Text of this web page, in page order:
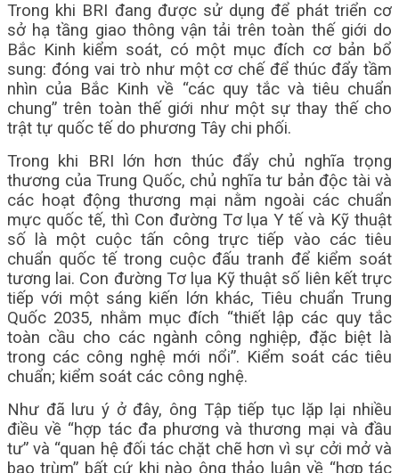
Trong khi BRI đang được sử dụng để phát triển cơ
sở hạ tầng giao thông vận tải trên toàn thế giới do
Bắc Kinh kiểm soát, có một mục đích cơ bản bổ
sung: đóng vai trò như một cơ chế để thúc đẩy tầm
nhìn của Bắc Kinh về “các quy tắc và tiêu chuẩn
chung” trên toàn thế giới như một sự thay thế cho
trật tự quốc tế do phương Tây chi phối.
Trong khi BRI lớn hơn thúc đẩy chủ nghĩa trọng
thương của Trung Quốc, chủ nghĩa tư bản độc tài và
các hoạt động thương mại nằm ngoài các chuẩn
mực quốc tế, thì Con đường Tơ lụa Y tế và Kỹ thuật
số là một cuộc tấn công trực tiếp vào các tiêu
chuẩn quốc tế trong cuộc đấu tranh để kiểm soát
tương lai. Con đường Tơ lụa Kỹ thuật số liên kết trực
tiếp với một sáng kiến ​​lớn khác, Tiêu chuẩn Trung
Quốc 2035, nhằm mục đích “thiết lập các quy tắc
toàn cầu cho các ngành công nghiệp, đặc biệt là
trong các công nghệ mới nổi”. Kiểm soát các tiêu
chuẩn; kiểm soát các công nghệ.
Như đã lưu ý ở đây, ông Tập tiếp tục lặp lại nhiều
điều về “hợp tác đa phương và thương mại và đầu
tư” và “quan hệ đối tác chặt chẽ hơn vì sự cởi mở và
bao trùm” bất cứ khi nào ông thảo luận về “hợp tác